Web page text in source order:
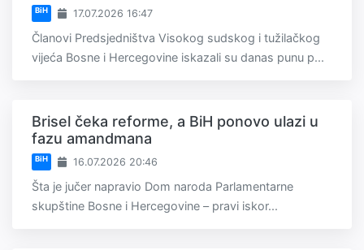
BiH 17.07.2026 16:47
Članovi Predsjedništva Visokog sudskog i tužilačkog
vijeća Bosne i Hercegovine iskazali su danas punu p...
Brisel čeka reforme, a BiH ponovo ulazi u
fazu amandmana
BiH 16.07.2026 20:46
Šta je jučer napravio Dom naroda Parlamentarne
skupštine Bosne i Hercegovine – pravi iskor...